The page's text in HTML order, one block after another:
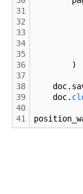
31
32
33
34
35
36
37
38
39
40
41
)
doc.